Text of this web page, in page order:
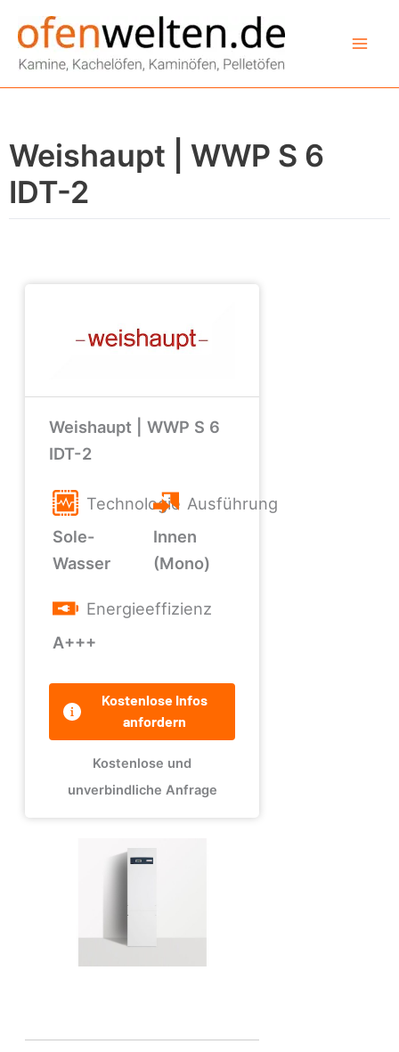
Inhalt
springen
Weishaupt | WWP S 6
IDT-2
Weishaupt | WWP S 6
IDT-2
Technologie
Sole-
Wasser
Ausführung
Innen
(Mono)
Energieeffizienz
A+++
Kostenlose Infos
anfordern
Kostenlose und
unverbindliche Anfrage